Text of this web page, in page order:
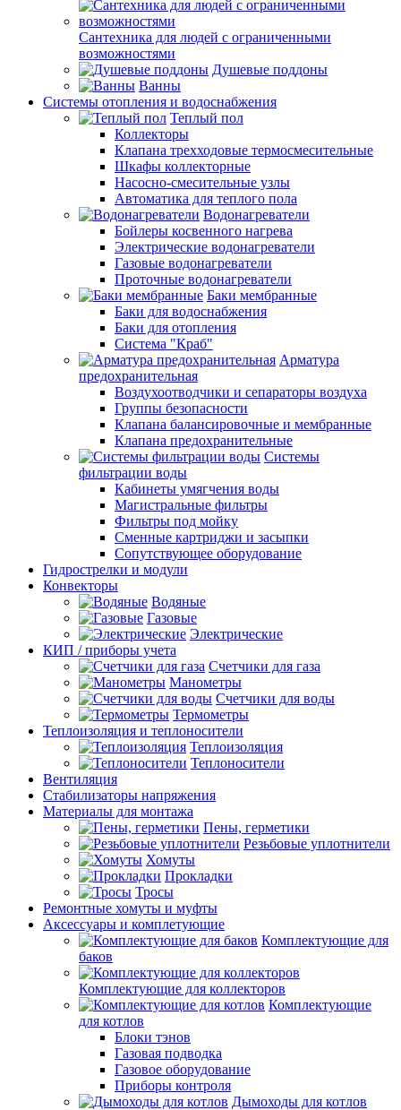
Сантехника для людей с ограниченными
возможностями
Душевые поддоны
Ванны
Системы отопления и водоснабжения
Теплый пол
Коллекторы
Клапана трехходовые термосмесительные
Шкафы коллекторные
Насосно-смесительные узлы
Автоматика для теплого пола
Водонагреватели
Бойлеры косвенного нагрева
Электрические водонагреватели
Газовые водонагреватели
Проточные водонагреватели
Баки мембранные
Баки для водоснабжения
Баки для отопления
Система "Краб"
Арматура
предохранительная
Воздухоотводчики и сепараторы воздуха
Группы безопасности
Клапана балансировочные и мембранные
Клапана предохранительные
Системы
фильтрации воды
Кабинеты умягчения воды
Магистральные фильтры
Фильтры под мойку
Сменные картриджи и засыпки
Сопутствующее оборудование
Гидрострелки и модули
Конвекторы
Водяные
Газовые
Электрические
КИП / приборы учета
Счетчики для газа
Манометры
Счетчики для воды
Термометры
Теплоизоляция и теплоносители
Теплоизоляция
Теплоносители
Вентиляция
Стабилизаторы напряжения
Материалы для монтажа
Пены, герметики
Резьбовые уплотнители
Хомуты
Прокладки
Тросы
Ремонтные хомуты и муфты
Аксессуары и комплетующие
Комплектующие для
баков
Комплектующие для коллекторов
Комплектующие
для котлов
Блоки тэнов
Газовая подводка
Газовое оборудование
Приборы контроля
Дымоходы для котлов